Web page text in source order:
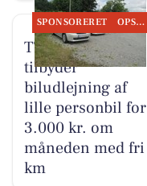
SPONSORERET OPSLAGSTAVLEN
TT CARS ApS
tilbyder
biludlejning af
lille personbil for
3.000 kr. om
måneden med fri
km